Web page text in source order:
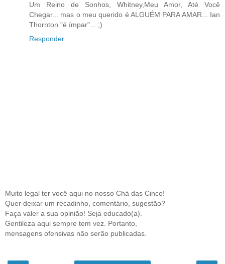
Um Reino de Sonhos, Whitney,Meu Amor, Até Você
Chegar... mas o meu querido é ALGUÉM PARA AMAR... Ian
Thornton "é ímpar"... ;)
Responder
Muito legal ter você aqui no nosso Chá das Cinco!
Quer deixar um recadinho, comentário, sugestão?
Faça valer a sua opinião! Seja educado(a).
Gentileza aqui sempre tem vez. Portanto,
mensagens ofensivas não serão publicadas.